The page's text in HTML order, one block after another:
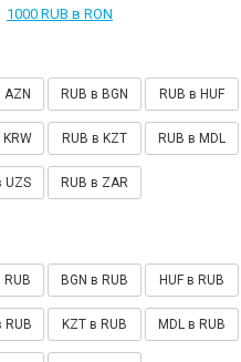
1000 RUB в RON
AZN RUB в BGN RUB в HUF
KRW RUB в KZT RUB в MDL
UZS RUB в ZAR
RUB BGN в RUB HUF в RUB
RUB KZT в RUB MDL в RUB